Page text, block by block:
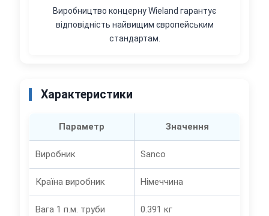
Виробництво концерну Wieland гарантує
відповідність найвищим європейським
стандартам.
Характеристики
Параметр Значення
Виробник Sanco
Країна виробник Німеччина
Вага 1 п.м. труби 0.391 кг